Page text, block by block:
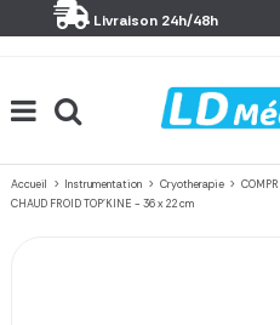
Livraison 24h/48h
Accueil Instrumentation Cryotherapie
CHAUD FROID TOP'KINE - 36 x 22 cm
Panneau de gestion des cookies